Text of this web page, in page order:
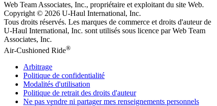
Web Team Associates, Inc., propriétaire et exploitant du site Web.
Copyright © 2026 U-Haul International, Inc.
Tous droits réservés. Les marques de commerce et droits d'auteur de
U-Haul International, Inc. sont utilisés sous licence par Web Team
Associates, Inc.
Air-Cushioned Ride®
Arbitrage
Politique de confidentialité
Modalités d'utilisation
Politique de retrait des droits d'auteur
Ne pas vendre ni partager mes renseignements personnels